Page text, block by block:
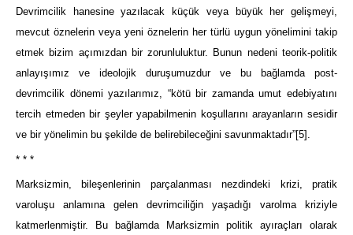
Devrimcilik hanesine yazılacak küçük veya büyük her gelişmeyi,
mevcut öznelerin veya yeni öznelerin her türlü uygun yönelimini takip
etmek bizim açımızdan bir zorunluluktur. Bunun nedeni teorik-politik
anlayışımız ve ideolojik duruşumuzdur ve bu bağlamda post-
devrimcilik dönemi yazılarımız, “kötü bir zamanda umut edebiyatını
tercih etmeden bir şeyler yapabilmenin koşullarını arayanların sesidir
ve bir yönelimin bu şekilde de belirebileceğini savunmaktadır”[5] .
* * *
Marksizmin, bileşenlerinin parçalanması nezdindeki krizi, pratik
varoluşu anlamına gelen devrimciliğin yaşadığı varolma kriziyle
katmerlenmiştir. Bu bağlamda Marksizmin politik ayıraçları olarak